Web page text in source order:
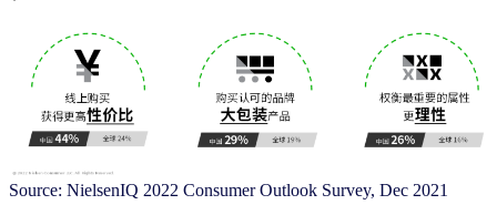
Source: NielsenIQ 2022 Consumer Outlook Survey, Dec 2021